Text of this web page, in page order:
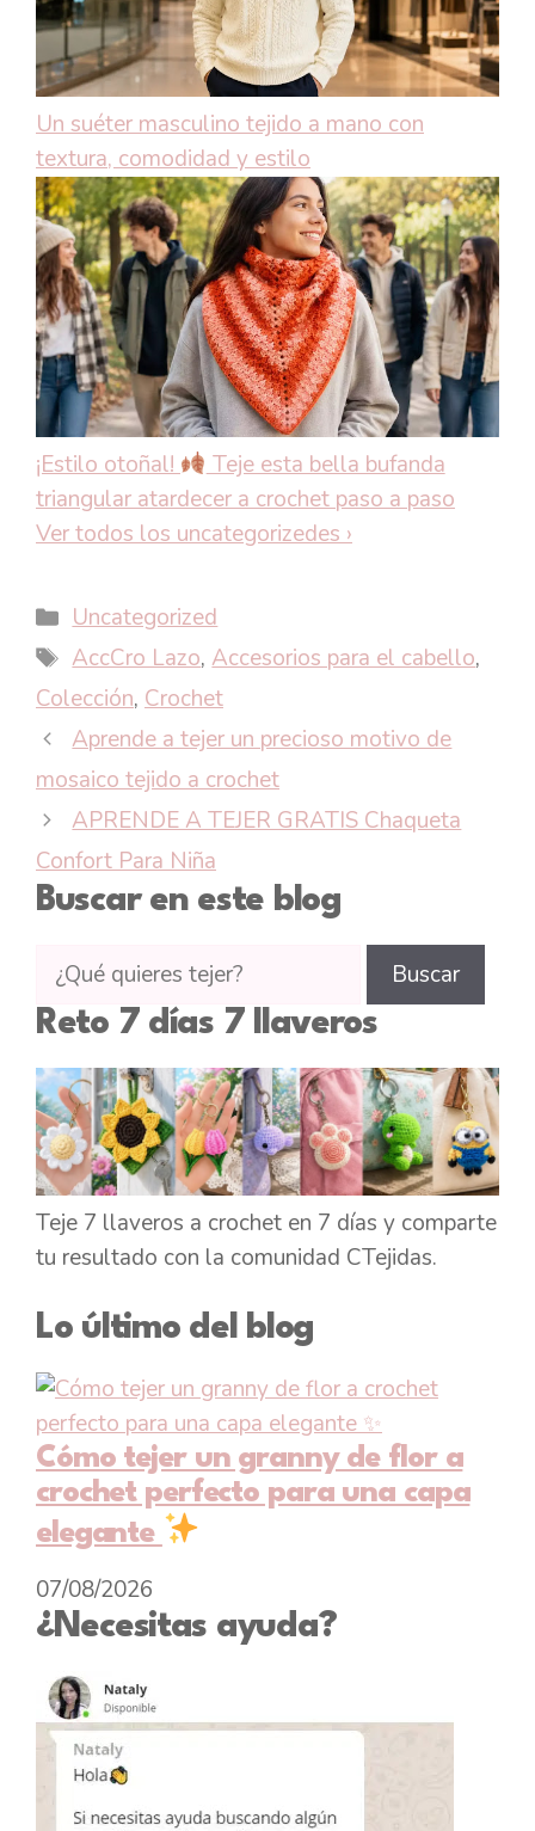
Un suéter masculino tejido a mano con
textura, comodidad y estilo
¡Estilo otoñal!
Teje esta bella bufanda
triangular atardecer a crochet paso a paso
Ver todos los uncategorizedes›
Categorías
Uncategorized
Etiquetas
AccCro Lazo,Accesorios para el cabello,
Colección, Crochet
Aprende a tejer un precioso motivo de
mosaico tejido a crochet
APRENDE A TEJER GRATIS Chaqueta
Confort Para Niña
Buscar en este blog
Buscar
tutoriales
en
CTejidas
Buscar
Reto 7 días 7 llaveros
Teje 7 llaveros a crochet en 7 días y comparte
tu resultado con la comunidad CTejidas.
Lo último del blog
Cómo tejer un granny de flor a
crochet perfecto para una capa
elegante
07/08/2026
¿Necesitas ayuda?